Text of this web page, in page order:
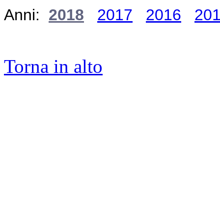
Anni: 2018 2017 2016
Torna in alto